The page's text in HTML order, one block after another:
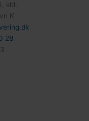
164
kld.
K
28